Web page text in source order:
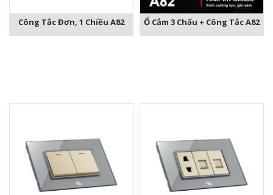
Công Tắc Đơn, 1 Chiều A82 Ổ Cắm 3 Chấu + Công Tắc A82